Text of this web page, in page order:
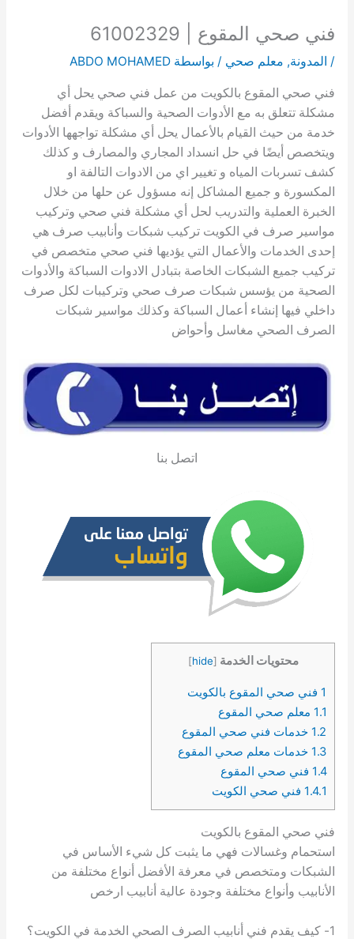
فني صحي المقوع | 61002329
/ المدونة, معلم صحي / بواسطة ABDO MOHAMED
فني صحي المقوع بالكويت من عمل فني صحي يحل أي
مشكلة تتعلق به مع الأدوات الصحية والسباكة ويقدم أفضل
خدمة من حيث القيام بالأعمال يحل أي مشكلة تواجهها الأدوات
ويتخصص أيضًا في حل انسداد المجاري والمصارف و كذلك
كشف تسربات المياه و تغيير اي من الادوات التالفة او
المكسورة و جميع المشاكل إنه مسؤول عن حلها من خلال
الخبرة العملية والتدريب لحل أي مشكلة فني صحي وتركيب
مواسير صرف في الكويت تركيب شبكات وأنابيب صرف هي
إحدى الخدمات والأعمال التي يؤديها فني صحي متخصص في
تركيب جميع الشبكات الخاصة بتبادل الادوات السباكة والأدوات
الصحية من يؤسس شبكات صرف صحي وتركيبات لكل صرف
داخلي فيها إنشاء أعمال السباكة وكذلك مواسير شبكات
الصرف الصحي مغاسل وأحواض
اتصل بنا
محتويات الخدمة [
hide
]
1فني صحي المقوع بالكويت
1.1معلم صحي المقوع
1.2خدمات فني صحي المقوع
1.3خدمات معلم صحي المقوع
1.4فني صحي المقوع
1.4.1فني صحي الكويت
فني صحي المقوع بالكويت
استحمام وغسالات فهي ما يثبت كل شيء الأساس في
الشبكات ومتخصص في معرفة الأفضل أنواع مختلفة من
الأنابيب وأنواع مختلفة وجودة عالية أنابيب ارخص
1- كيف يقدم فني أنابيب الصرف الصحي الخدمة في الكويت؟